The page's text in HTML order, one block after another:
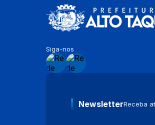
Siga-nos
NewsletterReceba